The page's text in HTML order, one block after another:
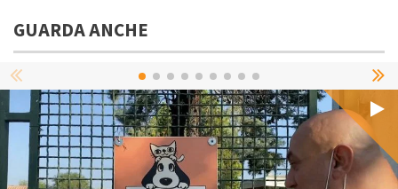
GUARDA ANCHE